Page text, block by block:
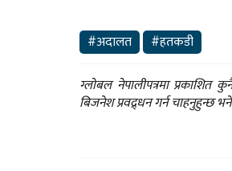
#अदालत
#हतकडी
ग्लोबल नेपालीपत्रमा प्रकाशित
बिजनेश प्रवद्र्धन गर्न चाहनुहुन्छ